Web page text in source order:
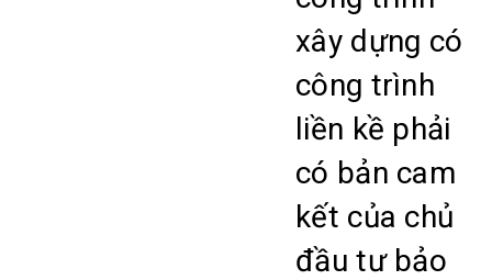
xây dựng có
công trình
liền kề phải
có bản cam
kết của chủ
đầu tư bảo